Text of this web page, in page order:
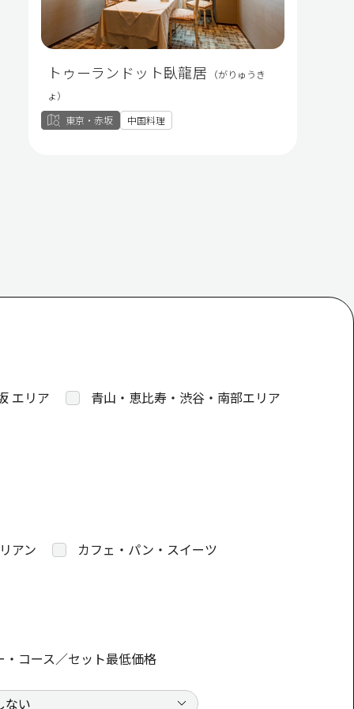
トゥーランドット臥龍居
（がりゅうき
ょ）
東京・赤坂
中国料理
エリア 青山・恵比寿・渋谷・南部エリア
アン カフェ・パン・スイーツ
・コース／セット最低価格